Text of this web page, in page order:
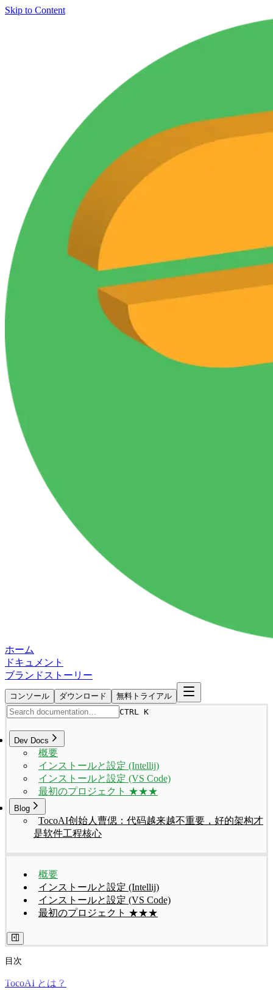
Skip to Content
ホーム
ドキュメント
ブランドストーリー
コンソール ダウンロード
無料トライアル
CTRL K
Dev Docs
概要
インストールと設定 (Intellij)
インストールと設定 (VS Code)
最初のプロジェクト ★★★
Blog
TocoAI创始人曹偲：代码越来越不重要，好的架构才
是软件工程核心
概要
インストールと設定 (Intellij)
インストールと設定 (VS Code)
最初のプロジェクト ★★★
目次
TocoAI とは？